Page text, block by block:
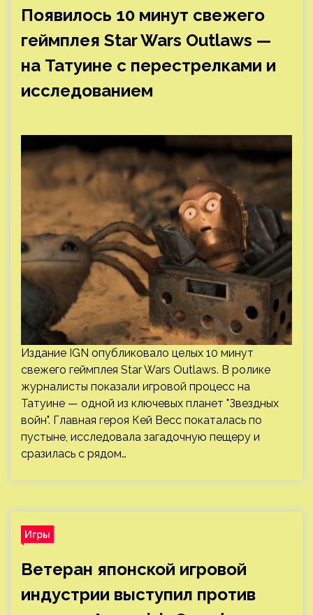
Появилось 10 минут свежего
геймплея Star Wars Outlaws —
на Татуине с перестрелками и
исследованием
Издание IGN опубликовало целых 10 минут
свежего геймплея Star Wars Outlaws. В ролике
журналисты показали игровой процесс на
Татуине — одной из ключевых планет "Звездных
войн". Главная героя Кей Весс покаталась по
пустыне, исследовала загадочную пещеру и
сразилась с рядом…
Игры
Ветеран японской игровой
индустрии выступил против